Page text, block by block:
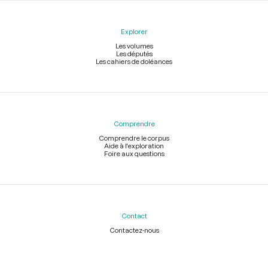
Explorer
Les volumes
Les députés
Les cahiers de doléances
Comprendre
Comprendre le corpus
Aide à l'exploration
Foire aux questions
Contact
Contactez-nous